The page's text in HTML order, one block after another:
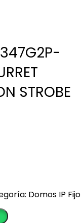
STROBE
Domos IP Fijo